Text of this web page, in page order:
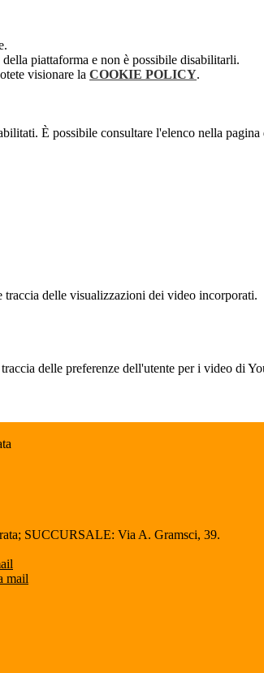
piattaforma e non è possibile disabilitarli.
visionare la COOKIE POLICY.
È possibile consultare l'elenco nella
traccia delle visualizzazioni dei video incorporati.
delle preferenze dell'utente per i video di
SUCCURSALE: Via A. Gramsci, 39.
mail